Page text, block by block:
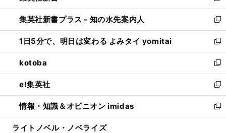
開
く
ン
ド
ウ
で
開
く
ウ
ィ
ン
ド
ウ
で
開
く
し
い
ウ
ィ
ン
ド
ウ
で
開
く
集英社新書プラス - 知の水先案内人
新
し
い
ウ
ィ
ン
ド
ウ
で
開
1日5分で、明日は変わる よみタイ yomitai
新
し
い
ウ
ィ
ン
ド
ウ
kotoba
新
し
い
ウ
ィ
ン
e!集英社
新
し
い
ウ
情報・知識＆オピニオン imidas
新
し
ライトノベル・ノベライズ